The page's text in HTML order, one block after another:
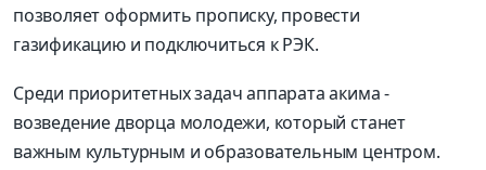
позволяет оформить прописку, провести
газификацию и подключиться к РЭК.
Среди приоритетных задач аппарата акима -
возведение дворца молодежи, который станет
важным культурным и образовательным центром.